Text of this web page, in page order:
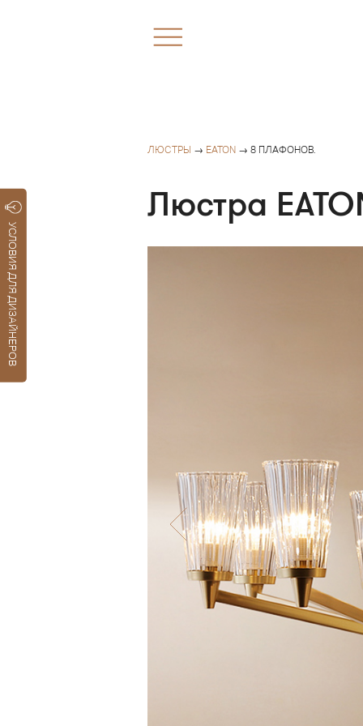
УСЛОВИЯ ДЛЯ ДИЗАЙНЕРОВ
ЛЮСТРЫ → EATON → 8 ПЛАФОНОВ.
Люстра